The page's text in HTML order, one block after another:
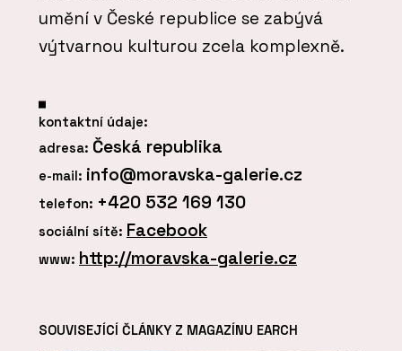
umění v České republice se zabývá
výtvarnou kulturou zcela komplexně.
kontaktní údaje:
adresa: Česká republika
e-mail: info@moravska-galerie.cz
telefon: +420 532 169 130
sociální sítě: Facebook
www: http://moravska-galerie.cz
SOUVISEJÍCÍ ČLÁNKY Z MAGAZÍNU EARCH